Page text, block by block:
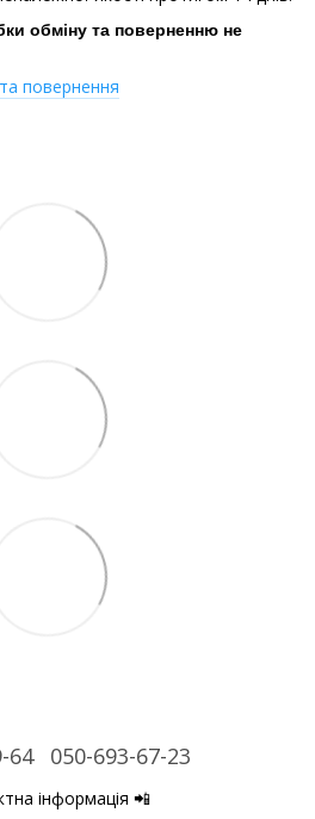
обміну та поверненню не
повернення
64 050-693-67-23
інформація 📲